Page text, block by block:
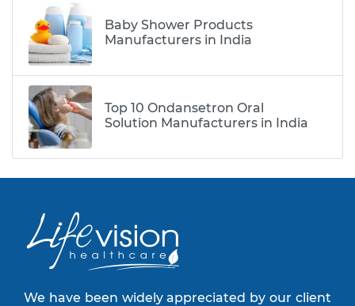
Baby Shower Products
Manufacturers in India
Top 10 Ondansetron Oral
Solution Manufacturers in India
We have been widely appreciated by our client